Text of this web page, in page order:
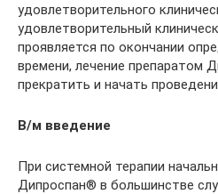
удовлетворительного
удовлетворительный
проявляется по окончании
времени, лечение препаратом
прекратить и начать
В/м введение
При системной терапии
Дипроспан® в большинстве